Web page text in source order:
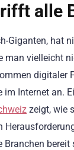
alle
Giganten, hat
man vielleicht
digitaler
Internet an.
zeigt, wie